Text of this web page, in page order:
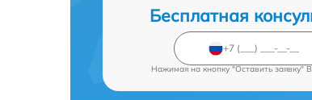
Бесплатная
Нажимая на кнопку "Оставить заявку"